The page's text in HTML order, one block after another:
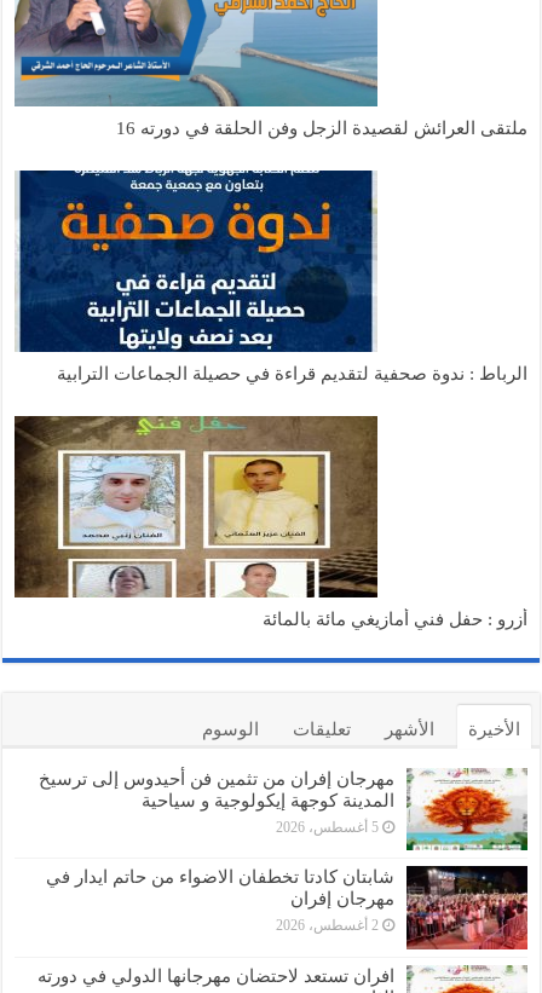
ملتقى العرائش لقصيدة الزجل وفن الحلقة في دورته 16
الرباط : ندوة صحفية لتقديم قراءة في حصيلة الجماعات الترابية
أزرو : حفل فني أمازيغي مائة بالمائة
الأخيرة الأشهر تعليقات الوسوم
مهرجان إفران من تثمين فن أحيدوس إلى ترسيخ
المدينة كوجهة إيكولوجية و سياحية
5 أغسطس، 2026
شابتان كادتا تخطفان الاضواء من حاتم ايدار في
مهرجان إفران
2 أغسطس، 2026
افران تستعد لاحتضان مهرجانها الدولي في دورته